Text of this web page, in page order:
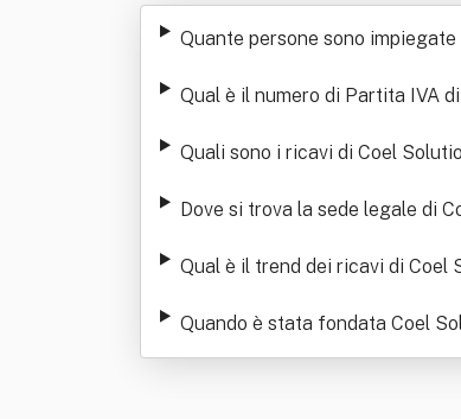
Quante persone sono
Qual è il numero di Partita IVA
Quali sono i ricavi di Coel
Dove si trova la sede legale di
Qual è il trend dei ricavi di Coel
Quando è stata fondata Coel